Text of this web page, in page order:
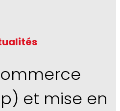
et mise en